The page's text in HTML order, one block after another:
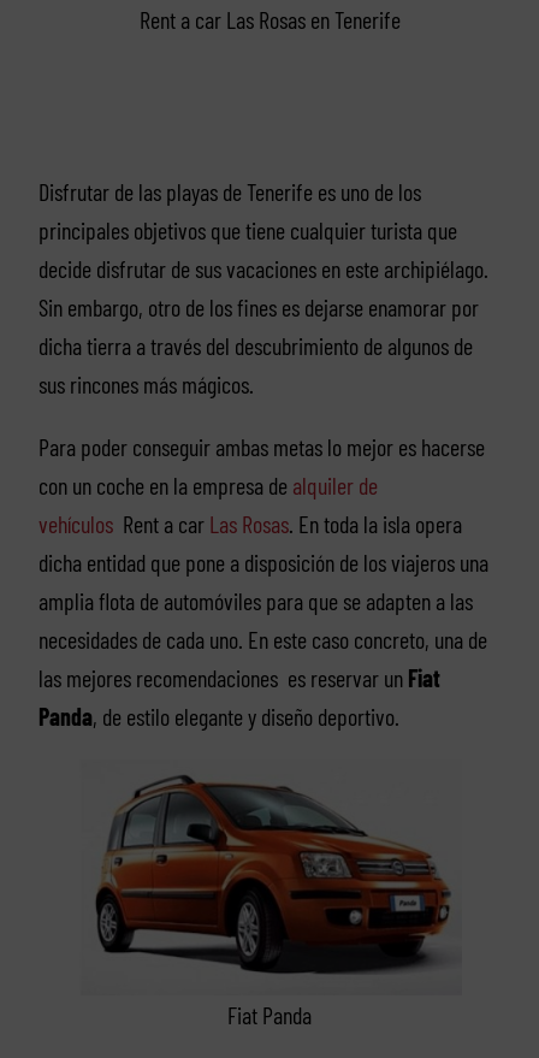
Rent a car Las Rosas en Tenerife
Disfrutar de las playas de Tenerife es uno de los
principales objetivos que tiene cualquier turista que
decide disfrutar de sus vacaciones en este archipiélago.
Sin embargo, otro de los fines es dejarse enamorar por
dicha tierra a través del descubrimiento de algunos de
sus rincones más mágicos.
Para poder conseguir ambas metas lo mejor es hacerse
con un coche en la empresa de alquiler de
vehículos Rent a car Las Rosas. En toda la isla opera
dicha entidad que pone a disposición de los viajeros una
amplia flota de automóviles para que se adapten a las
necesidades de cada uno. En este caso concreto, una de
las mejores recomendaciones es reservar un Fiat
Panda, de estilo elegante y diseño deportivo.
Fiat Panda